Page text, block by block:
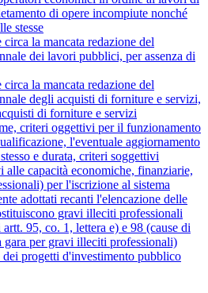
di opere incompiute nonché
stesse
la mancata redazione del
dei lavori pubblici, per assenza di
la mancata redazione del
degli acquisti di forniture e servizi,
di forniture e servizi
criteri oggettivi per il funzionamento
l'eventuale aggiornamento
e durata, criteri soggettivi
alle capacità economiche, finanziarie,
per l'iscrizione al sistema
adottati recanti l'elencazione delle
gravi illeciti professionali
95, co. 1, lettera e) e 98 (cause di
gara per gravi illeciti professionali)
dei progetti d'investimento pubblico